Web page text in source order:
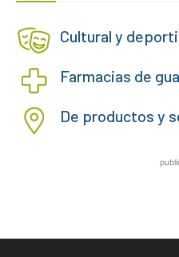
Cultural y
Farmacias de
De productos y